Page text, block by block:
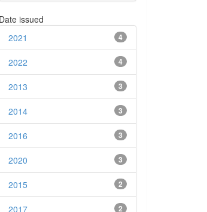
Date issued
4
2021
4
2022
3
2013
3
2014
3
2016
3
2020
2
2015
2
2017